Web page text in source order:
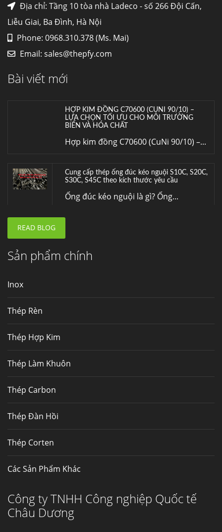
Địa chỉ: Tầng 10 tòa nhà Ladeco - số 266 Đội Cấn,
Liễu Giai, Ba Đình, Hà Nội
Phone: 0968.310.378 (Ms. Mai)
Email: sales@thepfy.com
Bài viết mới
nhiệt,...
Mua inox ở đâu chất lượng giá tốt? Gọi ngay
Inox (thép không gỉ) là một trong...
HỢP KIM ĐỒNG C70600 (CUNI 90/10) –
LỰA CHỌN TỐI ƯU CHO MÔI TRƯỜNG
BIỂN VÀ HÓA CHẤT
Hợp kim đồng C70600 (CuNi 90/10) –...
Cung cấp thép ống đúc kéo nguội S10C, S20C,
S30C, S45C theo kích thước yêu cầu
Ống đúc kéo nguội là gì? Ống...
Fengyang là một trong những nhà
Thép Fengyang
READ BLOG
Sản phẩm chính
Inox
Thép Rèn
Thép Hợp Kim
Thép Làm Khuôn
Thép Carbon
Thép Đàn Hồi
Thép Corten
Các Sản Phẩm Khác
Công ty TNHH Công nghiệp Quốc tế
Châu Dương